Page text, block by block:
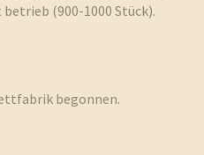
(900-1000 Stück).
begonnen.